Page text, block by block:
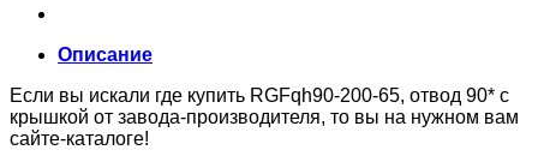
Описание
Если вы искали где купить RGFqh90-200-65, отвод 90* с
крышкой от завода-производителя, то вы на нужном вам
сайте-каталоге!